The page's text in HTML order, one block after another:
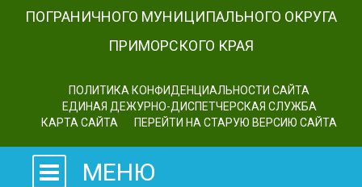
ПОГРАНИЧНОГО МУНИЦИПАЛЬНОГО ОКРУГА
ПРИМОРСКОГО КРАЯ
ПОЛИТИКА КОНФИДЕНЦИАЛЬНОСТИ САЙТА
ЕДИНАЯ ДЕЖУРНО-ДИСПЕТЧЕРСКАЯ СЛУЖБА
КАРТА САЙТА
ПЕРЕЙТИ НА СТАРУЮ ВЕРСИЮ САЙТА
МЕНЮ